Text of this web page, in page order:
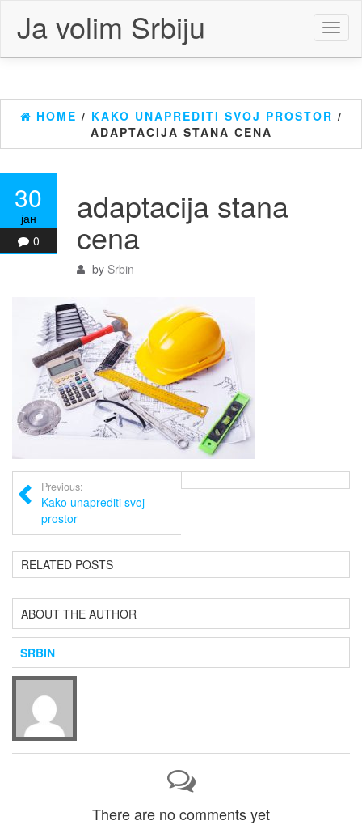
content
Ja volim Srbiju
HOME / KAKO UNAPREDITI SVOJ PROSTOR /
ADAPTACIJA STANA CENA
30
јан
0
adaptacija stana
cena
by Srbin
Previous:
Kako unaprediti svoj
prostor
RELATED POSTS
ABOUT THE AUTHOR
SRBIN
There are no comments yet